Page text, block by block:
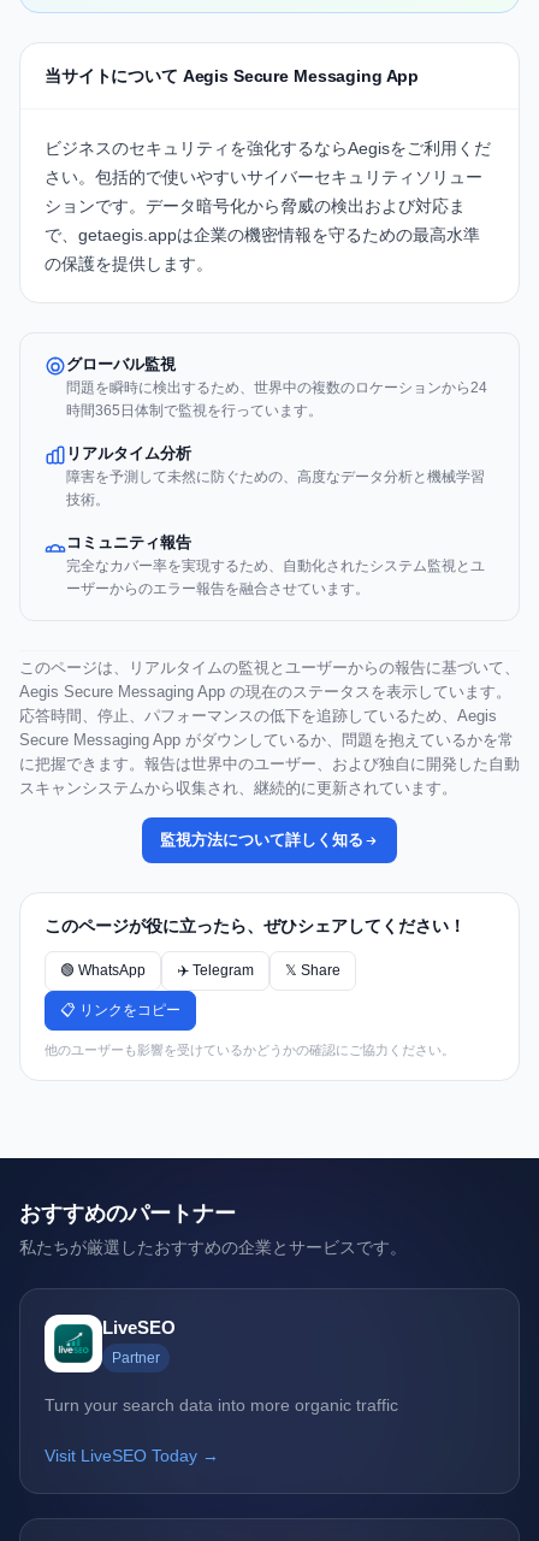
当サイトについて Aegis Secure Messaging App
ビジネスのセキュリティを強化するならAegisをご利用くだ
さい。包括的で使いやすいサイバーセキュリティソリュー
ションです。データ暗号化から脅威の検出および対応ま
で、 getaegis.appは企業の機密情報を守るための最高水準
の保護を提供します。
グローバル監視
問題を瞬時に検出するため、世界中の複数のロケーションから24
時間365日体制で監視を行っています。
リアルタイム分析
障害を予測して未然に防ぐための、高度なデータ分析と機械学習
技術。
コミュニティ報告
完全なカバー率を実現するため、自動化されたシステム監視とユ
ーザーからのエラー報告を融合させています。
このページは、リアルタイムの監視とユーザーからの報告に基づいて、
Aegis Secure Messaging App の現在のステータスを表示しています。
応答時間、停止、パフォーマンスの低下を追跡しているため、Aegis
Secure Messaging App がダウンしているか、問題を抱えているかを常
に把握できます。報告は世界中のユーザー、および独自に開発した自動
スキャンシステムから収集され、継続的に更新されています。
監視方法について詳しく知る
このページが役に立ったら、ぜひシェアしてください！
🟢 WhatsApp ✈️ Telegram 𝕏 Share
📋 リンクをコピー
他のユーザーも影響を受けているかどうかの確認にご協力ください。
おすすめのパートナー
私たちが厳選したおすすめの企業とサービスです。
LiveSEO
Partner
Turn your search data into more organic traffic
Visit LiveSEO Today →